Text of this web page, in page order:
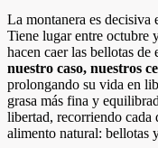
La montanera es decisiva
Tiene lugar entre octubre
hacen caer las bellotas de
nuestro caso, nuestros
prolongando su vida en
grasa más fina y
libertad, recorriendo cada
alimento natural: bellotas